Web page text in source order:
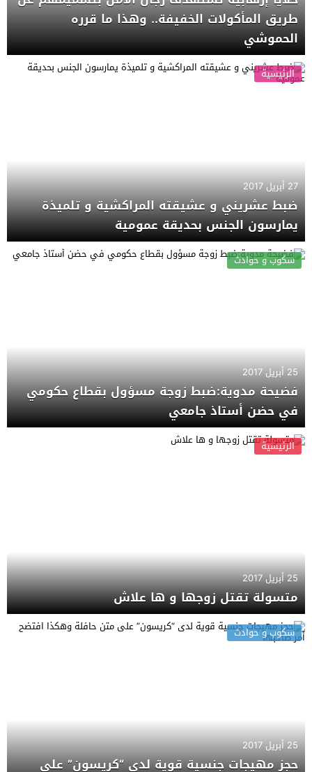
طريق المأكولات الخفيفة.. وهذا ما قرره
الحموشي
الرئيسية
27 أبريل 2017
ضبط عشريني و عشيقته المراكشية و تلميذة
يمارسون الجنس بحديقة عمومية
سكوب و حوادث
25 أبريل 2017
فضيحة مدوية:ضبط زوجة مسؤول بقطاع حكومي
في حضن أستاذ جامعي
الرئيسية
25 أبريل 2017
متسولة تقتل زوجها و ها علاش
سكوب و حوادث
25 أبريل 2017
حجز مهيجات جنسية قوية لدى “كريسون” على